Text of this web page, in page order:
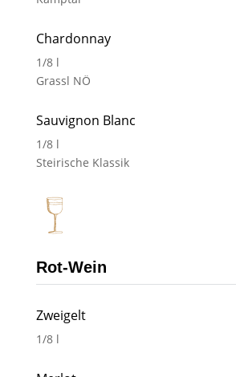
Chardonnay
1/8 l
Grassl NÖ
Sauvignon Blanc
1/8 l
Steirische Klassik
Rot-Wein
Zweigelt
1/8 l